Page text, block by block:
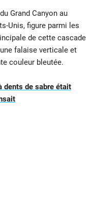
Grand Canyon au
Unis, figure parmi les
de cette cascade
falaise verticale et
couleur bleutée.
dents de sabre était